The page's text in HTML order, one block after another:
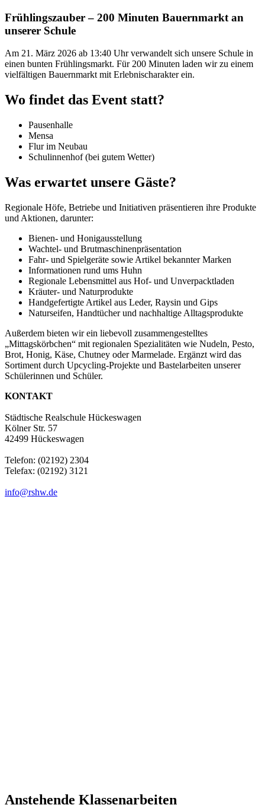
Frühlingszauber – 200 Minuten Bauernmarkt an
unserer Schule
Am 21. März 2026 ab 13:40 Uhr verwandelt sich unsere Schule in
einen bunten Frühlingsmarkt. Für 200 Minuten laden wir zu einem
vielfältigen Bauernmarkt mit Erlebnischarakter ein.
Wo findet das Event statt?
Pausenhalle
Mensa
Flur im Neubau
Schulinnenhof (bei gutem Wetter)
Was erwartet unsere Gäste?
Regionale Höfe, Betriebe und Initiativen präsentieren ihre Produkte
und Aktionen, darunter:
Bienen- und Honigausstellung
Wachtel- und Brutmaschinenpräsentation
Fahr- und Spielgeräte sowie Artikel bekannter Marken
Informationen rund ums Huhn
Regionale Lebensmittel aus Hof- und Unverpacktladen
Kräuter- und Naturprodukte
Handgefertigte Artikel aus Leder, Raysin und Gips
Naturseifen, Handtücher und nachhaltige Alltagsprodukte
Außerdem bieten wir ein liebevoll zusammengestelltes
„Mittagskörbchen“ mit regionalen Spezialitäten wie Nudeln, Pesto,
Brot, Honig, Käse, Chutney oder Marmelade. Ergänzt wird das
Sortiment durch Upcycling‑Projekte und Bastelarbeiten unserer
Schülerinnen und Schüler.
KONTAKT
Städtische Realschule Hückeswagen
Kölner Str. 57
42499 Hückeswagen
Telefon: (02192) 2304
Telefax: (02192) 3121
info@rshw.de
Anstehende Klassenarbeiten